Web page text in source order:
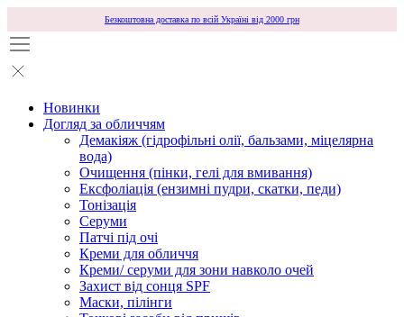
Безкоштовна доставка по всій Україні від 2000 грн
Новинки
Догляд за обличчям
Демакіяж (гідрофільні олії, бальзами, міцелярна
вода)
Очищення (пінки, гелі для вмивання)
Ексфоліація (ензимні пудри, скатки, педи)
Тонізація
Серуми
Патчі під очі
Креми для обличчя
Креми/ серуми для зони навколо очей
Захист від сонця SPF
Маски, пілінги